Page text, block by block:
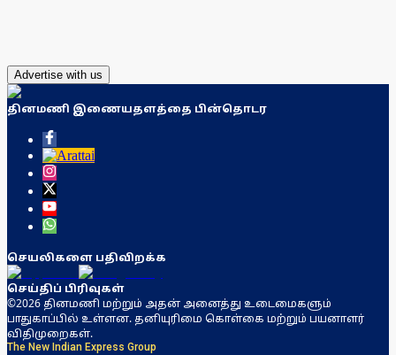
Advertise with us
தினமணி இணையதளத்தை பின்தொடர
செயலிகளை பதிவிறக்க
செய்திப் பிரிவுகள்
©2026 தினமணி மற்றும் அதன் அனைத்து உடைமைகளும்
பாதுகாப்பில் உள்ளன. தனியுரிமை கொள்கை மற்றும் பயனாளர்
விதிமுறைகள்.
The New Indian Express Group